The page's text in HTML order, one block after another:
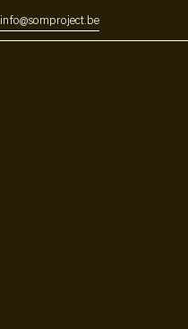
info@somproject.be